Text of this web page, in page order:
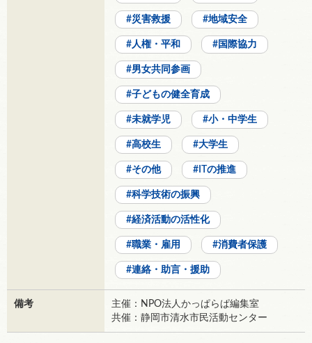
災害救援 地域安全
人権・平和 国際協力
男女共同参画
子どもの健全育成
未就学児 小・中学生
高校生 大学生
その他 ITの推進
科学技術の振興
経済活動の活性化
職業・雇用 消費者保護
連絡・助言・援助
備考
主催：NPO法人かっぱらぱ編集室
共催：静岡市清水市民活動センター